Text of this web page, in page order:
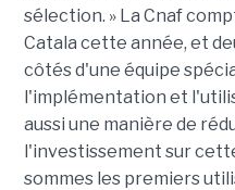
sélection. » La Cnaf
Catala cette année, et
côtés d'une équipe
l'implémentation et
aussi une manière de
l'investissement sur
sommes les premiers